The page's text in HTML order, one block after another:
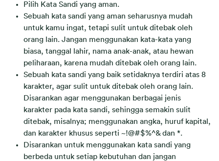
Pilih Kata Sandi yang aman.
Sebuah kata sandi yang aman seharusnya mudah
untuk kamu ingat, tetapi sulit untuk ditebak oleh
orang lain. Jangan menggunakan kata-kata yang
biasa, tanggal lahir, nama anak-anak, atau hewan
peliharaan, karena mudah ditebak oleh orang lain.
Sebuah kata sandi yang baik setidaknya terdiri atas 8
karakter, agar sulit untuk ditebak oleh orang lain.
Disarankan agar menggunakan berbagai jenis
karakter pada kata sandi, sehingga semakin sulit
ditebak, misalnya; menggunakan angka, huruf kapital,
dan karakter khusus seperti ~!@#$%^& dan *.
Disarankan untuk menggunakan kata sandi yang
berbeda untuk setiap kebutuhan dan jangan